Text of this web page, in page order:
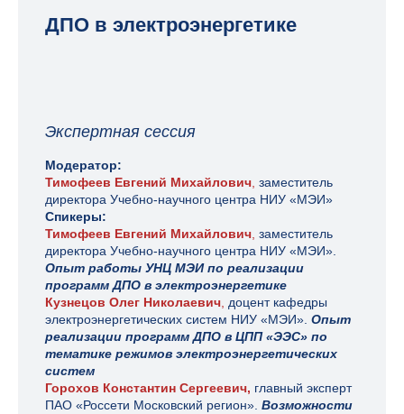
ДПО в электроэнергетике
Экспертная сессия
Модератор:
Тимофеев Евгений Михайлович заместитель
директора Учебно-научного центра НИУ «МЭИ»
Спикеры:
Тимофеев Евгений Михайлович заместитель
директора Учебно-научного центра НИУ «МЭИ».
Опыт работы УНЦ МЭИ по реализации
программ ДПО в электроэнергетике
Кузнецов Олег Николаевич доцент кафедры
электроэнергетических систем НИУ «МЭИ». Опыт
реализации программ ДПО в ЦПП «ЭЭС» по
тематике режимов электроэнергетических
систем
Горохов Константин Сергеевич, главный эксперт
ПАО «Россети Московский регион». Возможности